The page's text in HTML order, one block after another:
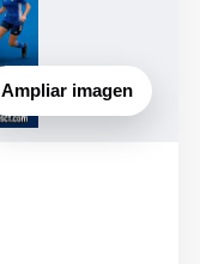
Ampliar imagen